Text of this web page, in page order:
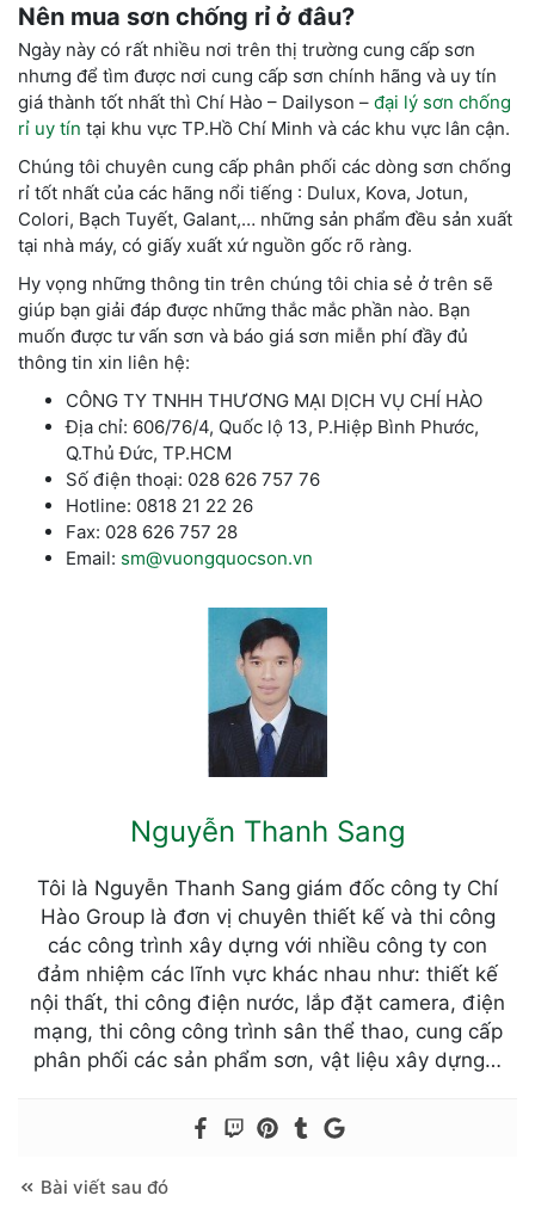
Nên mua sơn chống rỉ ở đâu?
Ngày này có rất nhiều nơi trên thị trường cung cấp sơn
nhưng để tìm được nơi cung cấp sơn chính hãng và uy tín
giá thành tốt nhất thì Chí Hào – Dailyson – đại lý sơn chống
rỉ uy tín tại khu vực TP.Hồ Chí Minh và các khu vực lân cận.
Chúng tôi chuyên cung cấp phân phối các dòng sơn chống
rỉ tốt nhất của các hãng nổi tiếng : Dulux, Kova, Jotun,
Colori, Bạch Tuyết, Galant,… những sản phẩm đều sản xuất
tại nhà máy, có giấy xuất xứ nguồn gốc rõ ràng.
Hy vọng những thông tin trên chúng tôi chia sẻ ở trên sẽ
giúp bạn giải đáp được những thắc mắc phần nào. Bạn
muốn được tư vấn sơn và báo giá sơn miễn phí đầy đủ
thông tin xin liên hệ:
CÔNG TY TNHH THƯƠNG MẠI DỊCH VỤ CHÍ HÀO
Địa chỉ: 606/76/4, Quốc lộ 13, P.Hiệp Bình Phước,
Q.Thủ Đức, TP.HCM
Số điện thoại: 028 626 757 76
Hotline: 0818 21 22 26
Fax: 028 626 757 28
Email: sm@vuongquocson.vn
Nguyễn Thanh Sang
Tôi là Nguyễn Thanh Sang giám đốc công ty Chí
Hào Group là đơn vị chuyên thiết kế và thi công
các công trình xây dựng với nhiều công ty con
đảm nhiệm các lĩnh vực khác nhau như: thiết kế
nội thất, thi công điện nước, lắp đặt camera, điện
mạng, thi công công trình sân thể thao, cung cấp
phân phối các sản phẩm sơn, vật liệu xây dựng…
Bài viết sau đó